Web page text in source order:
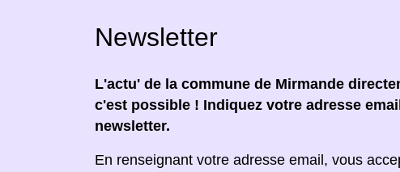
Newsletter
L'actu' de la commune de Mirmande
c'est possible ! Indiquez votre adresse
newsletter.
En renseignant votre adresse email, vous